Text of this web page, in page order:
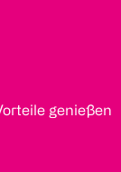
genießen